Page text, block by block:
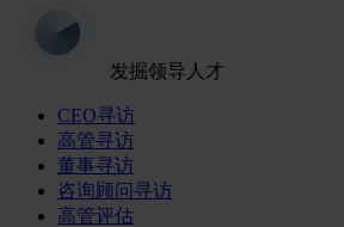
发掘领导人才
CEO寻访
高管寻访
董事寻访
咨询顾问寻访
高管评估